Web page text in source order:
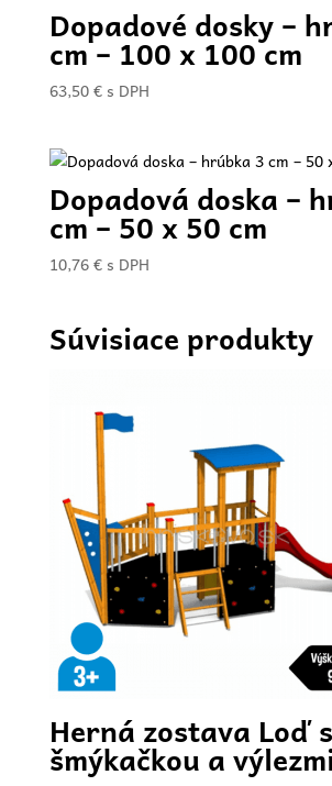
Dopadové dosky –
cm – 100 x 100 cm
63,50€ s DPH
Dopadová doska –
cm – 50 x 50 cm
10,76€ s DPH
Súvisiace produkty
Herná zostava Loď
šmýkačkou a